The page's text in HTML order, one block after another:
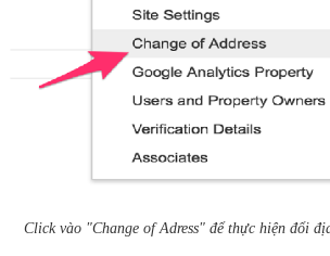
Click vào "Change of Adress" để thực hiện đổi